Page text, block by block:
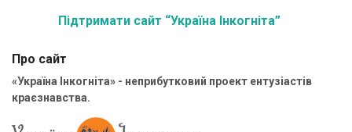
Підтримати сайт “Україна Інкогніта”
Про сайт
«Україна Інкогніта» - неприбутковий проект ентузіастів
краєзнавства.